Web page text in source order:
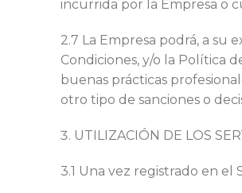
incurrida por la Empresa o
2.7 La Empresa podrá, a su
Condiciones, y/o la Política
buenas prácticas
otro tipo de sanciones o
UTILIZACIÓN DE LOS
3.1 Una vez registrado en el